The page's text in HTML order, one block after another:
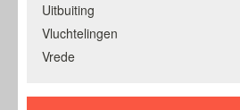
Uitbuiting
Vluchtelingen
Vrede